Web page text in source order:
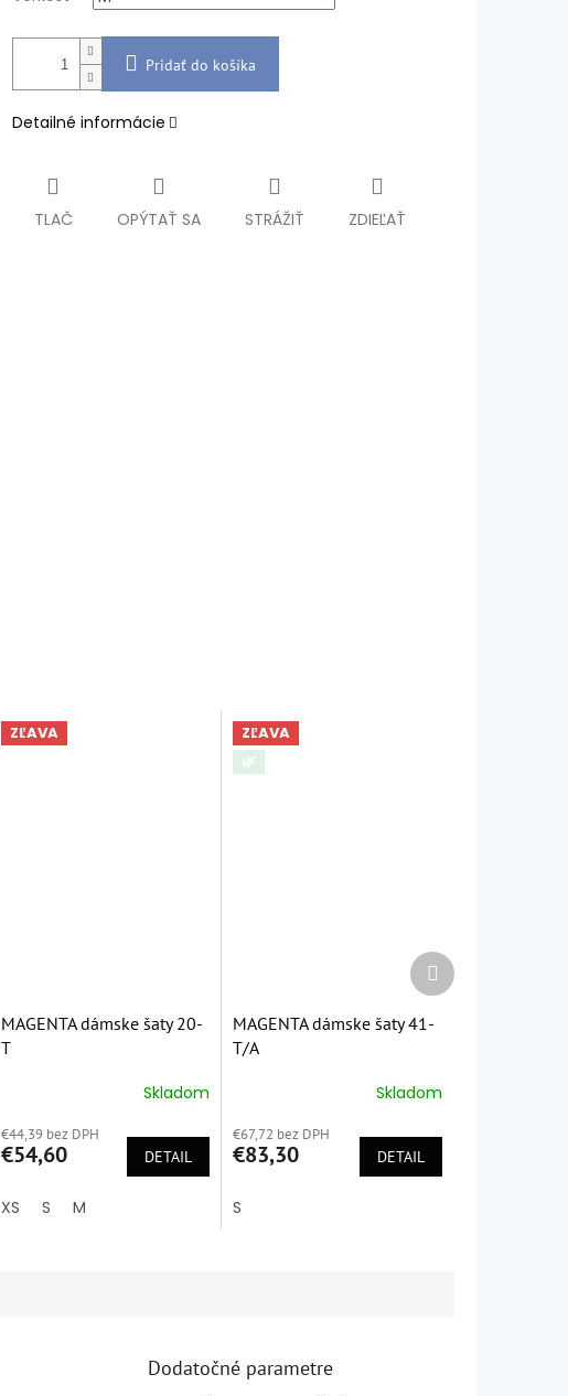
Pridať do košíka
Detailné informácie
TLAČ OPÝTAŤ SA STRÁŽIŤ ZDIEĽAŤ
ZĽAVA
MAGENTA dámske šaty 20-
T
produktu
je
z
Skladom
€44,39 bez DPH
€54,60 DETAIL
XS S M
ZĽAVA
🌿
MAGENTA dámske šaty 41-
T/A
produktu
je
z
Skladom
€67,72 bez DPH
€83,30 DETAIL
S
Ďalší
produkt
Dodatočné parametre